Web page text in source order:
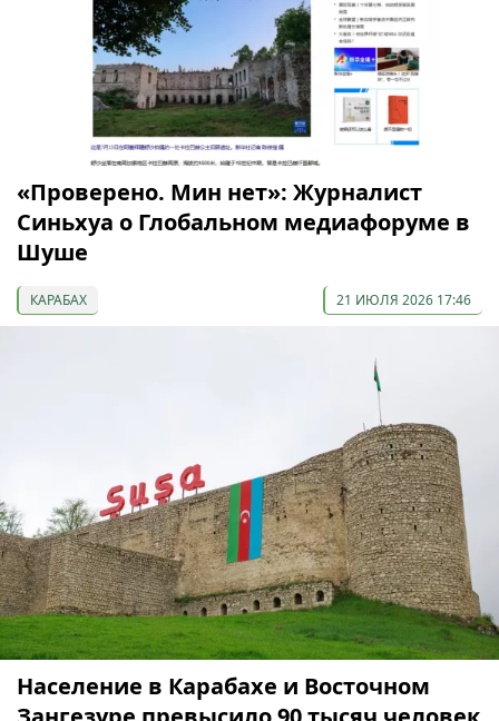
«Проверено. Мин нет»: Журналист
Синьхуа о Глобальном медиафоруме в
Шуше
КАРАБАХ 21 ИЮЛЯ 2026 17:46
Население в Карабахе и Восточном